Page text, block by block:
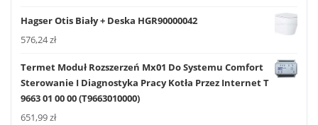
Hagser Otis Biały + Deska HGR90000042
576,24zł
Termet Moduł Rozszerzeń Mx01 Do Systemu Comfort
Sterowanie I Diagnostyka Pracy Kotła Przez Internet T
9663 01 00 00 (T9663010000)
651,99zł